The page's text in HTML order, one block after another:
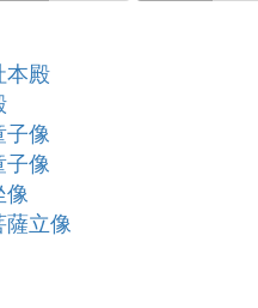
本殿
像
像
立像